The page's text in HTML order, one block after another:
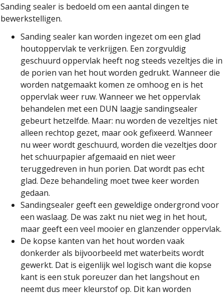
Sanding sealer is bedoeld om een aantal dingen te
bewerkstelligen.
Sanding sealer kan worden ingezet om een glad
houtoppervlak te verkrijgen. Een zorgvuldig
geschuurd oppervlak heeft nog steeds vezeltjes die in
de porien van het hout worden gedrukt. Wanneer die
worden natgemaakt komen ze omhoog en is het
oppervlak weer ruw. Wanneer we het oppervlak
behandelen met een DUN laagje sandingsealer
gebeurt hetzelfde. Maar: nu worden de vezeltjes niet
alleen rechtop gezet, maar ook gefixeerd. Wanneer
nu weer wordt geschuurd, worden die vezeltjes door
het schuurpapier afgemaaid en niet weer
teruggedreven in hun porien. Dat wordt pas echt
glad. Deze behandeling moet twee keer worden
gedaan.
Sandingsealer geeft een geweldige ondergrond voor
een waslaag. De was zakt nu niet weg in het hout,
maar geeft een veel mooier en glanzender oppervlak.
De kopse kanten van het hout worden vaak
donkerder als bijvoorbeeld met waterbeits wordt
gewerkt. Dat is eigenlijk wel logisch want die kopse
kant is een stuk poreuzer dan het langshout en
neemt dus meer kleurstof op. Dit kan worden